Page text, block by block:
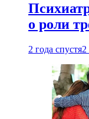
о роли
2 года спустя2